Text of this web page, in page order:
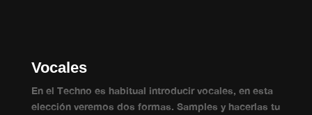
Vocales
En el Techno es habitual introducir vocales, en esta
elección veremos dos formas. Samples y hacerlas tu